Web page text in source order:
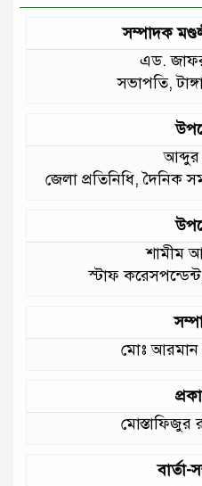
এখন
জেলার
গুরুত্ব
গড়ে
সম্পাদক
এড.
সভাপতি,
আব্দুর
জেলা প্রতিনিধি, দৈনিক
শামীম
স্টাফ
মোঃ
মোস্তাফিজুর
বার্তা-